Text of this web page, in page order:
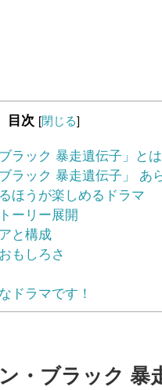
目次 [閉じる]
ラック 暴走遺伝子」とは
ラック 暴走遺伝子」 あ
ほうが楽しめるドラマ
ーリー展開
と構成
もしろさ
ドラマです！
・ブラック 暴